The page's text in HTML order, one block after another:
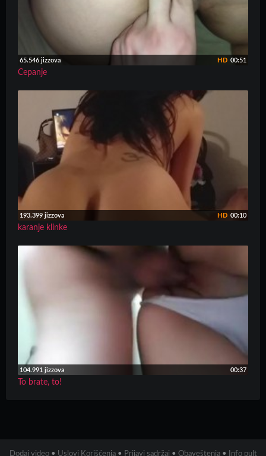
65.546 jizzova 00:51
HD
Cepanje
193.399 jizzova 00:10
HD
karanje klinke
104.991 jizzova 00:37
To brate, to!
Dodaj video • Uslovi Korišćenja • Prijavi sadržaj • Obaveštenja • Info pult